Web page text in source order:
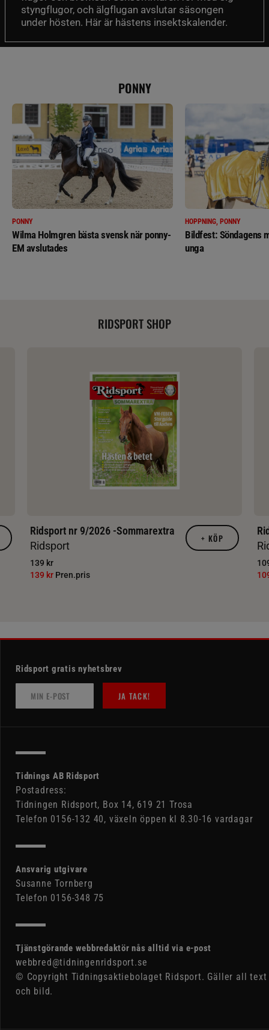
styngflugor, och älgflugan avslutar säsongen
under hösten. Här är hästens insektskalender.
PONNY
PONNY
Wilma Holmgren bästa svensk när ponny-
EM avslutades
HOPPNING, PONNY
Bildfest: Söndagens
unga
RIDSPORT SHOP
Ridsport nr 9/2026 -Sommarextra
Ridsport
139 kr
139 kr Pren.pris
+ KÖP
Ridsport gratis nyhetsbrev
JA TACK!
Tidnings AB Ridsport
Postadress:
Tidningen Ridsport, Box 14, 619 21 Trosa
Telefon 0156-132 40, växeln öppen kl 8.30-16 vardagar
Ansvarig utgivare
Susanne Tornberg
Telefon 0156-348 75
Tjänstgörande webbredaktör nås alltid via e-post
webbred@tidningenridsport.se
© Copyright Tidningsaktiebolaget Ridsport. Gäller all text
och bild.